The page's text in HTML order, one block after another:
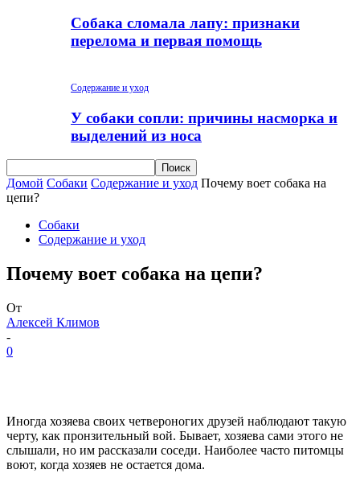
Собака сломала лапу: признаки
перелома и первая помощь
Содержание и уход
У собаки сопли: причины насморка и
выделений из носа
Домой Собаки Содержание и уход Почему воет собака на
цепи?
Собаки
Содержание и уход
Почему воет собака на цепи?
От
Алексей Климов
-
0
Иногда хозяева своих четвероногих друзей наблюдают такую
черту, как пронзительный вой. Бывает, хозяева сами этого не
слышали, но им рассказали соседи. Наиболее часто питомцы
воют, когда хозяев не остается дома.